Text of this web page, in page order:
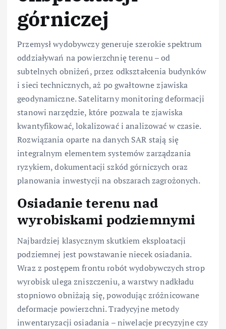
górniczej
Przemysł wydobywczy generuje szerokie spektrum
oddziaływań na powierzchnię terenu – od
subtelnych obniżeń, przez odkształcenia budynków
i sieci technicznych, aż po gwałtowne zjawiska
geodynamiczne. Satelitarny monitoring deformacji
stanowi narzędzie, które pozwala te zjawiska
kwantyfikować, lokalizować i analizować w czasie.
Rozwiązania oparte na danych SAR stają się
integralnym elementem systemów zarządzania
ryzykiem, dokumentacji szkód górniczych oraz
planowania inwestycji na obszarach zagrożonych.
Osiadanie terenu nad
wyrobiskami podziemnymi
Najbardziej klasycznym skutkiem eksploatacji
podziemnej jest powstawanie niecek osiadania.
Wraz z postępem frontu robót wydobywczych strop
wyrobisk ulega zniszczeniu, a warstwy nadkładu
stopniowo obniżają się, powodując zróżnicowane
deformacje powierzchni. Tradycyjne metody
inwentaryzacji osiadania – niwelacje precyzyjne czy